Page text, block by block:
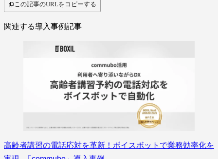
この記事のURLをコピーする
関連する導入事例記事
高齢者講習の電話応対を革新！ボイスボットで業務効率化を